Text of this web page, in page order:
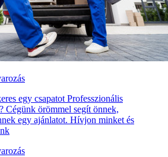
egy csapatot Professzionális
Cégünk örömmel segít önnek,
egy ajánlatot. Hívjon minket és